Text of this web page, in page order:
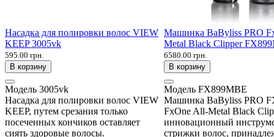
Насадка для полировки волос VIEW
KEEP 3005vk
595.00 грн.
В корзину
Модель 3005vk
Насадка для полировки волос VIEW
KEEP, путем срезания только
посеченных кончиков оставляет
сиять здоровые волосы.
Машинка BaByliss PRO
Metal Black Clipper
6580.00 грн.
В корзину
Модель FX899MBE
Машинка BaByliss PRO
FxOne All-Metal Black
инновационный
стрижки волос,